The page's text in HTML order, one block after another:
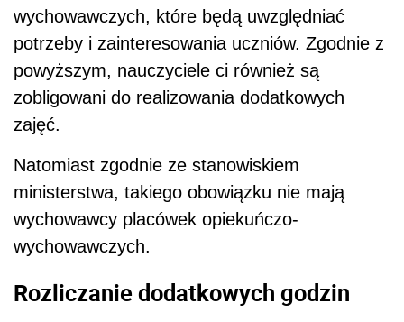
wychowawczych, które będą uwzględniać
potrzeby i zainteresowania uczniów. Zgodnie z
powyższym, nauczyciele ci również są
zobligowani do realizowania dodatkowych
zajęć.
Natomiast zgodnie ze stanowiskiem
ministerstwa, takiego obowiązku nie mają
wychowawcy placówek opiekuńczo-
wychowawczych.
Rozliczanie dodatkowych godzin